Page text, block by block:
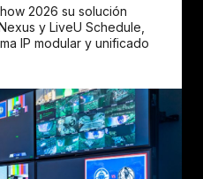
2026 su solución
y LiveU Schedule,
IP modular y unificado